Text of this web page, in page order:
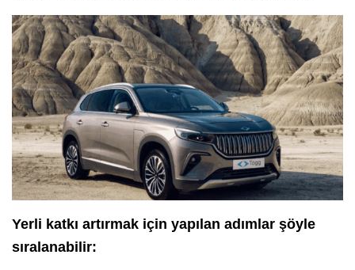
Yerli katkı artırmak için yapılan adımlar şöyle
sıralanabilir: